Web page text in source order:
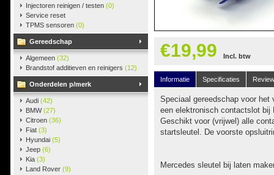
Injectoren reinigen / testen (0)
Service reset
TPMS sensoren (0)
Gereedschap
Algemeen (32)
Brandstof additieven en reinigers (12)
Onderdelen p/merk
Audi (42)
BMW(27)
Citroen (36)
Fiat (3)
Hyundai (5)
Jeep (6)
Kia (3)
Land Rover (9)
€19,99 Incl. btw
Informatie Specificaties
Speciaal gereedschap voor
een elektronisch contactslot bij
Geschikt voor (vrijwel) alle
startsleutel. De voorste
Mercedes sleutel bij laten